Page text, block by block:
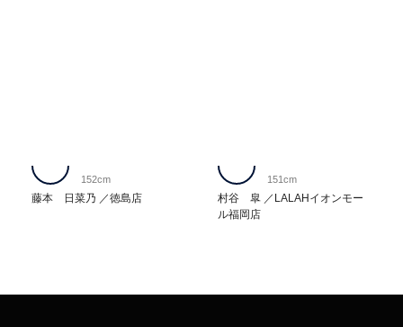
藤本 日菜乃 徳島店
152cm
村谷 皐
LALAHイオンモー
ル福岡店
151cm